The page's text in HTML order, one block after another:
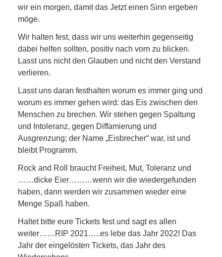
wir ein morgen, damit das Jetzt einen Sinn ergeben
möge.
Wir halten fest, dass wir uns weiterhin gegenseitig
dabei helfen sollten, positiv nach vorn zu blicken.
Lasst uns nicht den Glauben und nicht den Verstand
verlieren.
Lasst uns daran festhalten worum es immer ging und
worum es immer gehen wird: das Eis zwischen den
Menschen zu brechen. Wir stehen gegen Spaltung
und Intoleranz, gegen Diffamierung und
Ausgrenzung; der Name „Eisbrecher“ war, ist und
bleibt Programm.
Rock and Roll braucht Freiheit, Mut, Toleranz und
……dicke Eier………wenn wir die wiedergefunden
haben, dann werden wir zusammen wieder eine
Menge Spaß haben.
Haltet bitte eure Tickets fest und sagt es allen
weiter……RIP 2021…..es lebe das Jahr 2022! Das
Jahr der eingelösten Tickets, das Jahr des